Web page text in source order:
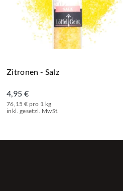
Zitronen - Salz
4,95 €
76,15 € pro 1 kg
inkl. gesetzl. MwSt.